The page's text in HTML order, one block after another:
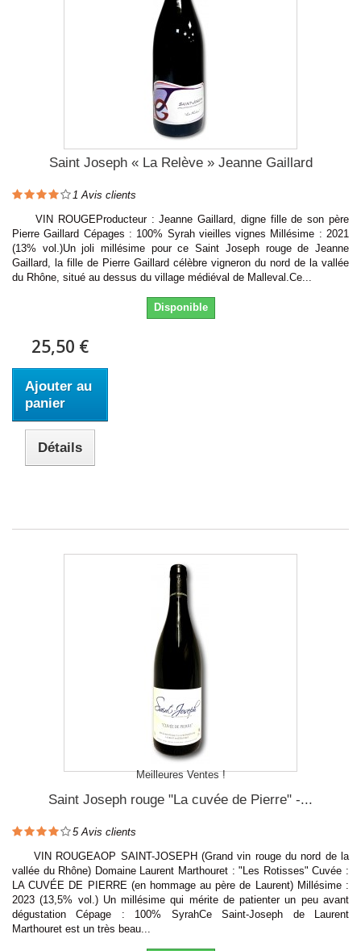
Saint Joseph « La Relève » Jeanne Gaillard
1 Avis clients
VIN ROUGEProducteur : Jeanne Gaillard, digne fille de son père
Pierre Gaillard Cépages : 100% Syrah vieilles vignes Millésime : 2021
(13% vol.)Un joli millésime pour ce Saint Joseph rouge de Jeanne
Gaillard, la fille de Pierre Gaillard célèbre vigneron du nord de la vallée
du Rhône, situé au dessus du village médiéval de Malleval.Ce...
Disponible
25,50 €
Ajouter au
panier
Détails
Meilleures Ventes !
Saint Joseph rouge "La cuvée de Pierre" -...
5Avis clients
VIN ROUGEAOP SAINT-JOSEPH (Grand vin rouge du nord de la
vallée du Rhône) Domaine Laurent Marthouret : "Les Rotisses" Cuvée :
LA CUVÉE DE PIERRE (en hommage au père de Laurent) Millésime :
2023 (13,5% vol.) Un millésime qui mérite de patienter un peu avant
dégustation Cépage : 100% SyrahCe Saint-Joseph de Laurent
Marthouret est un très beau...